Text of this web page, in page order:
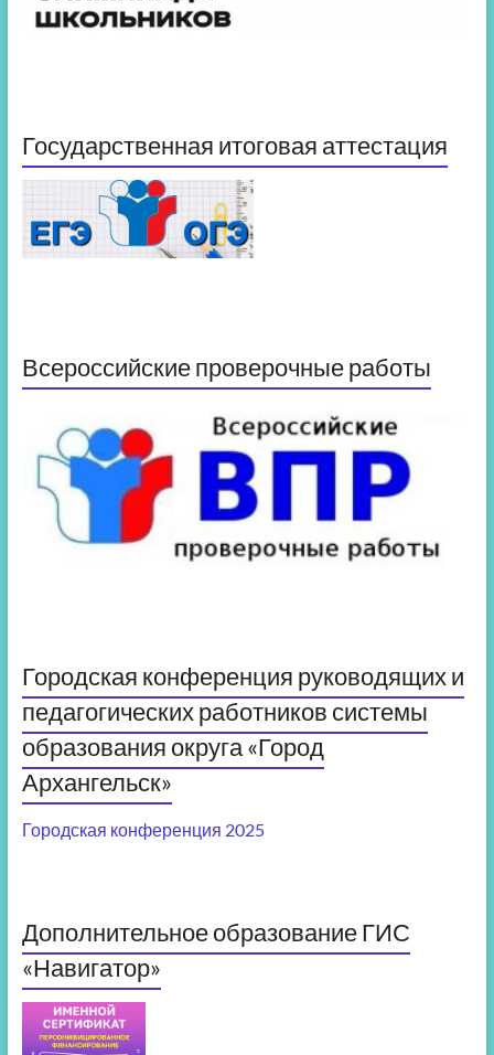
Государственная итоговая аттестация
Всероссийские проверочные работы
Городская конференция руководящих и
педагогических работников системы
образования округа «Город
Архангельск»
Городская конференция 2025
Дополнительное образование ГИС
«Навигатор»